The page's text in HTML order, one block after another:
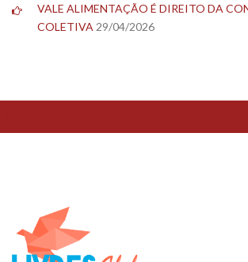
VALE ALIMENTAÇÃO É DIREITO DA
COLETIVA 29/04/2026
TESTE